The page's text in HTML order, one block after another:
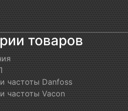
товаров
частоты Danfoss
частоты Vacon